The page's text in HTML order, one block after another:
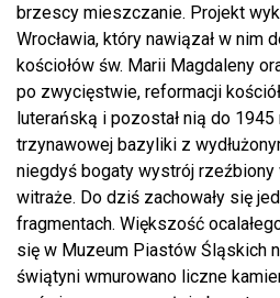
brzescy mieszczanie. Projekt
Wrocławia, który nawiązał w nim
kościołów św. Marii Magdaleny
po zwycięstwie, reformacji
luterańską i pozostał nią do 1945
trzynawowej bazyliki z
niegdyś bogaty wystrój
witraże. Do dziś zachowały się
fragmentach. Większość
się w Muzeum Piastów Śląskich
świątyni wmurowano liczne